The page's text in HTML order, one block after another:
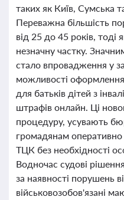
таких як Київ, Сумська
Переважна більшість
від 25 до 45 років, тоді
незначну частку.
стало впровадження у
можливості оформлення
для батьків дітей з
штрафів онлайн. Ці
процедуру, усувають
громадянам оперативно
ТЦК без необхідності
Водночас судові
за наявності порушень
військовозобов'язані